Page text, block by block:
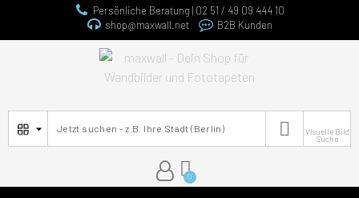
Persönliche Beratung | 02 51 / 49 09 444 10
shop@maxwall.net
B2B Kunden
Visuelle Bild
Suche
